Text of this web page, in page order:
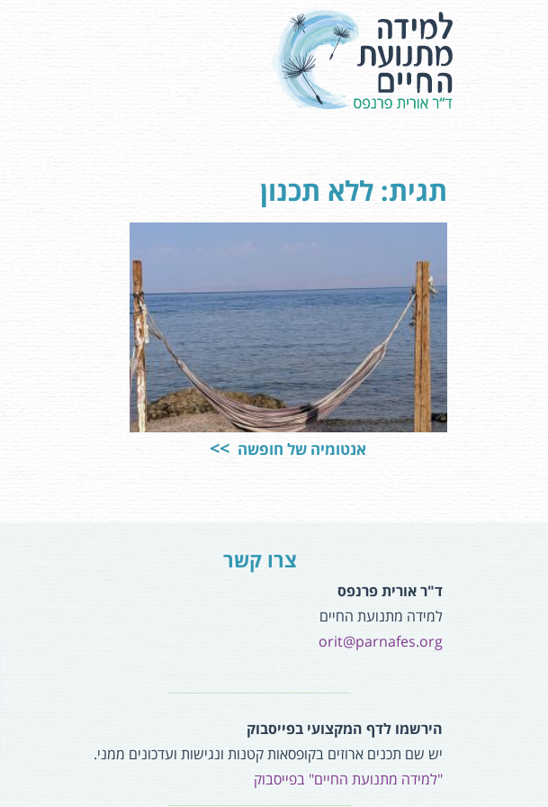
תגית: ללא תכנון
אנטומיה של חופשה
צרו קשר
ד"ר אורית פרנפס
למידה מתנועת החיים
orit@parnafes.org
הירשמו לדף המקצועי בפייסבוק
יש שם תכנים ארוזים בקופסאות קטנות ונגישות ועדכונים ממני.
"למידה מתנועת החיים" בפייסבוק